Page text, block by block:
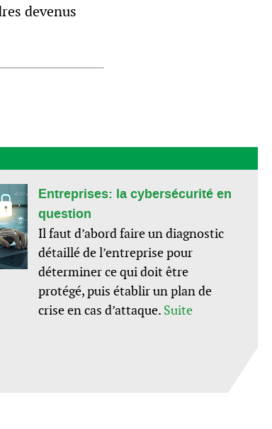
devenus
Entreprises: la cybersécurité en
question
Il faut d’abord faire un diagnostic
détaillé de l’entreprise pour
déterminer ce qui doit être
protégé, puis établir un plan de
crise en cas d’attaque. Suite